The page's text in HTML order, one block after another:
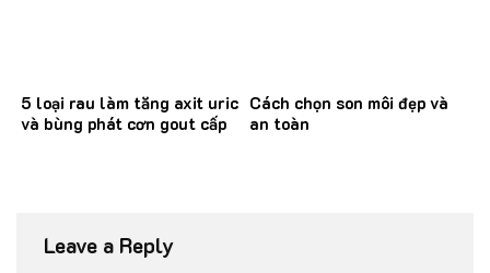
5 loại rau làm tăng axit uric
và bùng phát cơn gout cấp
Cách chọn son môi đẹp và
an toàn
Leave a Reply